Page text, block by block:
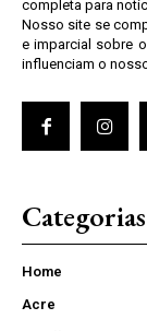
completa para
Nosso site se
e imparcial sobre
influenciam o
Categorias
Home
Acre